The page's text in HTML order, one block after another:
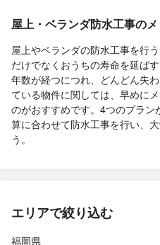
屋上・ベランダ防水工事のメ
屋上やベランダの防水工事を行
だけでなくおうちの寿命を延ば
年数が経つにつれ、どんどん失
ている物件に関しては、早めに
のがおすすめです。4つのプラ
算に合わせて防水工事を行い、
う。
エリアで絞り込む
福岡県